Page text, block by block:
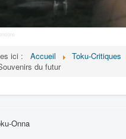
ici : Accueil Toku-Critiques
du futur
Onna